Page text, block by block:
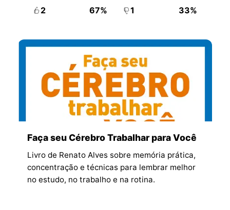
2 67% 1 33%
Faça seu Cérebro Trabalhar para Você
Livro de Renato Alves sobre memória prática,
concentração e técnicas para lembrar melhor
no estudo, no trabalho e na rotina.